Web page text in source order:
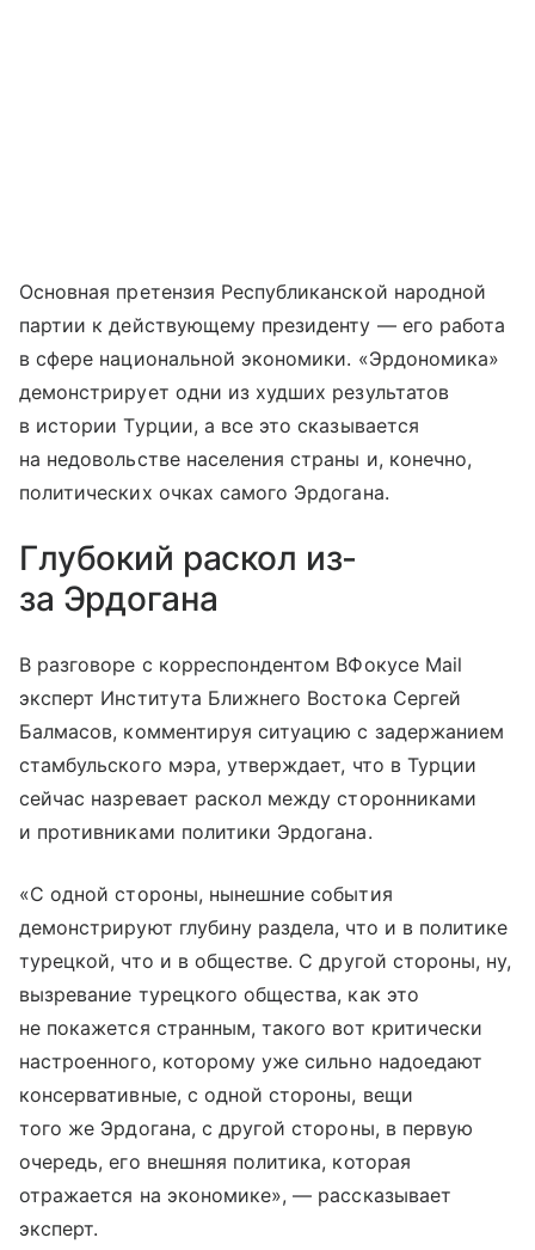
Основная претензия Республиканской народной
партии к действующему президенту — его работа
в сфере национальной экономики. «Эрдономика»
демонстрирует одни из худших результатов
в истории Турции, а все это сказывается
на недовольстве населения страны и, конечно,
политических очках самого Эрдогана.
Глубокий раскол из-
за Эрдогана
В разговоре с корреспондентом ВФокусе Mail
эксперт Института Ближнего Востока Сергей
Балмасов, комментируя ситуацию с задержанием
стамбульского мэра, утверждает, что в Турции
сейчас назревает раскол между сторонниками
и противниками политики Эрдогана.
«С одной стороны, нынешние события
демонстрируют глубину раздела, что и в политике
турецкой, что и в обществе. С другой стороны, ну,
вызревание турецкого общества, как это
не покажется странным, такого вот критически
настроенного, которому уже сильно надоедают
консервативные, с одной стороны, вещи
того же Эрдогана, с другой стороны, в первую
очередь, его внешняя политика, которая
отражается на экономике», — рассказывает
эксперт.